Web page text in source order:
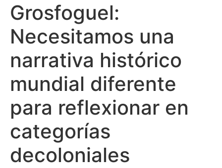
Grosfoguel:
Necesitamos una
narrativa histórico
mundial diferente
para reflexionar en
categorías
decoloniales